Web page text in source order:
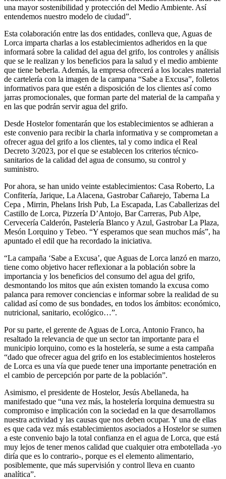
una mayor sostenibilidad y protección del Medio Ambiente. Así
entendemos nuestro modelo de ciudad”.
Esta colaboración entre las dos entidades, conlleva que, Aguas de
Lorca imparta charlas a los establecimientos adheridos en la que
informará sobre la calidad del agua del grifo, los controles y análisis
que se le realizan y los beneficios para la salud y el medio ambiente
que tiene beberla. Además, la empresa ofrecerá a los locales material
de cartelería con la imagen de la campana “Sabe a Excusa”, folletos
informativos para que estén a disposición de los clientes así como
jarras promocionales, que forman parte del material de la campaña y
en las que podrán servir agua del grifo.
Desde Hostelor fomentarán que los establecimientos se adhieran a
este convenio para recibir la charla informativa y se comprometan a
ofrecer agua del grifo a los clientes, tal y como indica el Real
Decreto 3/2023, por el que se establecen los criterios técnico-
sanitarios de la calidad del agua de consumo, su control y
suministro.
Por ahora, se han unido veinte establecimientos: Casa Roberto, La
Confitería, Jarique, La Alacena, Gastrobar Cañarejo, Taberna La
Cepa , Mirrin, Phelans Irish Pub, La Escapada, Las Caballerizas del
Castillo de Lorca, Pizzería D’Antojo, Bar Carreras, Pub Alpe,
Cervecería Calderón, Pastelería Blanco y Azul, Gastrobar La Plaza,
Mesón Lorquino y Tebeo. “Y esperamos que sean muchos más”, ha
apuntado el edil que ha recordado la iniciativa.
“La campaña ‘Sabe a Excusa’, que Aguas de Lorca lanzó en marzo,
tiene como objetivo hacer reflexionar a la población sobre la
importancia y los beneficios del consumo del agua del grifo,
desmontando los mitos que aún existen tomando la excusa como
palanca para remover conciencias e informar sobre la realidad de su
calidad así como de sus bondades, en todos los ámbitos: económico,
nutricional, sanitario, ecológico…”.
Por su parte, el gerente de Aguas de Lorca, Antonio Franco, ha
resaltado la relevancia de que un sector tan importante para el
municipio lorquino, como es la hostelería, se sume a esta campaña
“dado que ofrecer agua del grifo en los establecimientos hosteleros
de Lorca es una vía que puede tener una importante penetración en
el cambio de percepción por parte de la población”.
Asimismo, el presidente de Hostelor, Jesús Abellaneda, ha
manifestado que “una vez más, la hostelería lorquina demuestra su
compromiso e implicación con la sociedad en la que desarrollamos
nuestra actividad y las causas que nos deben ocupar. Y una de ellas
es que cada vez más establecimientos asociados a Hostelor se sumen
a este convenio bajo la total confianza en el agua de Lorca, que está
muy lejos de tener menos calidad que cualquier otra embotellada -yo
diría que es lo contrario-, porque es el elemento alimentario,
posiblemente, que más supervisión y control lleva en cuanto
analítica”.